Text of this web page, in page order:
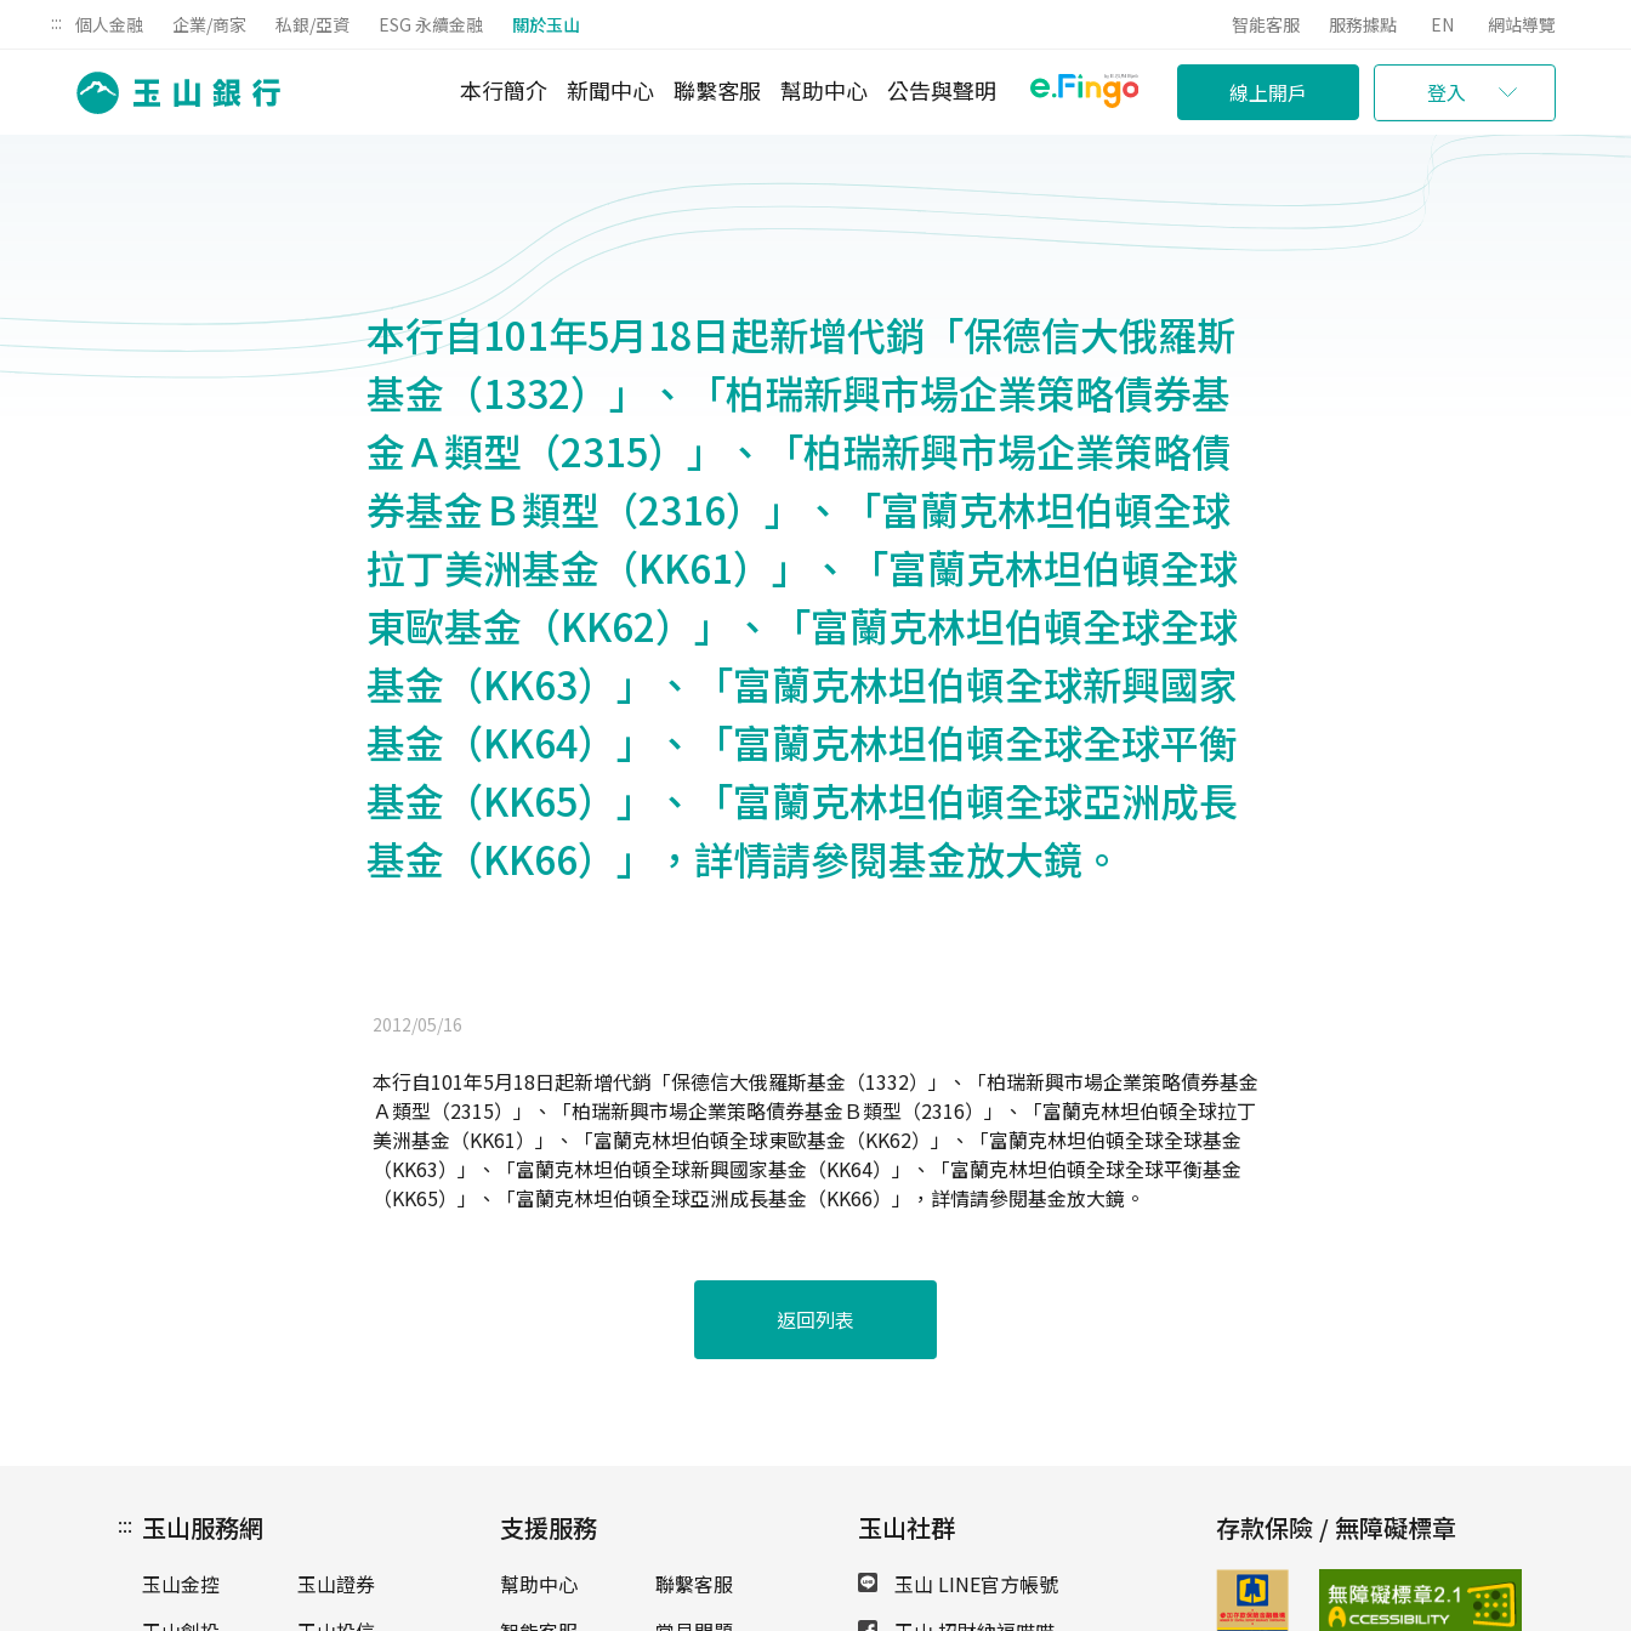
::: 個人金融 企業/商家 私銀/亞資 ESG 永續金融 關於玉山 智能客服 服務據點 EN 網站導覽
本行簡介 新聞中心 聯繫客服 幫助中心 公告與聲明 線上開戶 登入
本行自101年5月18日起新增代銷「保德信大俄羅斯
基金（1332）」、「柏瑞新興市場企業策略債券基
金Ａ類型（2315）」、「柏瑞新興市場企業策略債
券基金Ｂ類型（2316）」、「富蘭克林坦伯頓全球
拉丁美洲基金（KK61）」、「富蘭克林坦伯頓全球
東歐基金（KK62）」、「富蘭克林坦伯頓全球全球
基金（KK63）」、「富蘭克林坦伯頓全球新興國家
基金（KK64）」、「富蘭克林坦伯頓全球全球平衡
基金（KK65）」、「富蘭克林坦伯頓全球亞洲成長
基金（KK66）」，詳情請參閱基金放大鏡。
2012/05/16
本行自101年5月18日起新增代銷「保德信大俄羅斯基金（1332）」、「柏瑞新興市場企業策略債券基金
Ａ類型（2315）」、「柏瑞新興市場企業策略債券基金Ｂ類型（2316）」、「富蘭克林坦伯頓全球拉丁
美洲基金（KK61）」、「富蘭克林坦伯頓全球東歐基金（KK62）」、「富蘭克林坦伯頓全球全球基金
（KK63）」、「富蘭克林坦伯頓全球新興國家基金（KK64）」、「富蘭克林坦伯頓全球全球平衡基金
（KK65）」、「富蘭克林坦伯頓全球亞洲成長基金（KK66）」，詳情請參閱基金放大鏡。
返回列表
::: 玉山服務網
玉山金控
玉山證券
支援服務
幫助中心
聯繫客服
玉山社群
玉山 LINE官方帳號
存款保險 / 無障礙標章